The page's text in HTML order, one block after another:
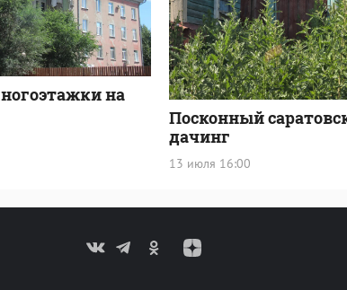
на
Посконный
дачинг
13 июля 16:00